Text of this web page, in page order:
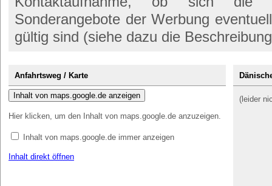
Sonderangebote der Werbung
gültig sind (siehe dazu die
Anfahrtsweg / Karte
Inhalt von maps.google.de anzeigen
Hier klicken, um den Inhalt von maps.google.de anzuzeigen.
Inhalt von maps.google.de immer anzeigen
Inhalt direkt öffnen
(leider